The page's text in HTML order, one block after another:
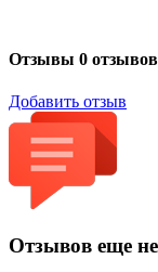
Отзывы 0 отзывов
Добавить отзыв
Отзывов еще